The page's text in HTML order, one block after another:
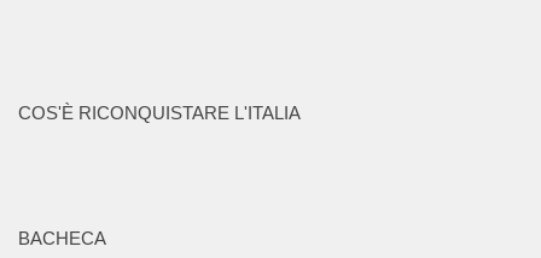
COS'È RICONQUISTARE L'ITALIA
BACHECA